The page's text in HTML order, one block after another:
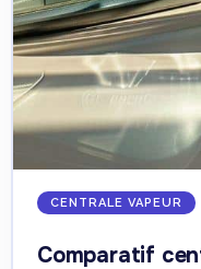
CENTRALE VAPEUR
Comparatif